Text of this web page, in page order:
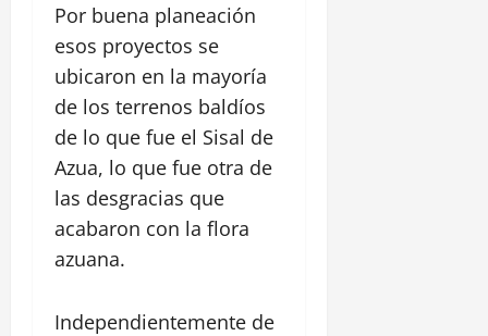
Por buena planeación
esos proyectos se
ubicaron en la mayoría
de los terrenos baldíos
de lo que fue el Sisal de
Azua, lo que fue otra de
las desgracias que
acabaron con la flora
azuana.
Independientemente de